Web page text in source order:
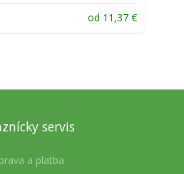
od 11,37 €
servis
a platba